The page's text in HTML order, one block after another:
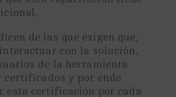
de las que exigen que,
con la solución,
de la herramienta
certificados y por ende
esta certificación por cada